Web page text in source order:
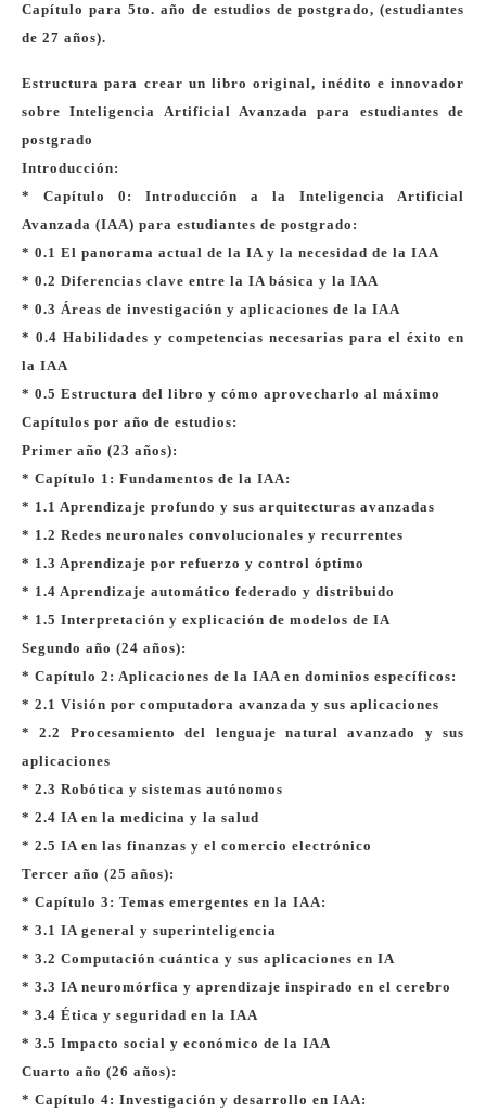
Capítulo para 5to. año de estudios de postgrado, (estudiantes
de 27 años).
Estructura para crear un libro original, inédito e innovador
sobre Inteligencia Artificial Avanzada para estudiantes de
postgrado
Introducción:
* Capítulo 0: Introducción a la Inteligencia Artificial
Avanzada (IAA) para estudiantes de postgrado:
* 0.1 El panorama actual de la IA y la necesidad de la IAA
* 0.2 Diferencias clave entre la IA básica y la IAA
* 0.3 Áreas de investigación y aplicaciones de la IAA
* 0.4 Habilidades y competencias necesarias para el éxito en
la IAA
* 0.5 Estructura del libro y cómo aprovecharlo al máximo
Capítulos por año de estudios:
Primer año (23 años):
* Capítulo 1: Fundamentos de la IAA:
* 1.1 Aprendizaje profundo y sus arquitecturas avanzadas
* 1.2 Redes neuronales convolucionales y recurrentes
* 1.3 Aprendizaje por refuerzo y control óptimo
* 1.4 Aprendizaje automático federado y distribuido
* 1.5 Interpretación y explicación de modelos de IA
Segundo año (24 años):
* Capítulo 2: Aplicaciones de la IAA en dominios específicos:
* 2.1 Visión por computadora avanzada y sus aplicaciones
* 2.2 Procesamiento del lenguaje natural avanzado y sus
aplicaciones
* 2.3 Robótica y sistemas autónomos
* 2.4 IA en la medicina y la salud
* 2.5 IA en las finanzas y el comercio electrónico
Tercer año (25 años):
* Capítulo 3: Temas emergentes en la IAA:
* 3.1 IA general y superinteligencia
* 3.2 Computación cuántica y sus aplicaciones en IA
* 3.3 IA neuromórfica y aprendizaje inspirado en el cerebro
* 3.4 Ética y seguridad en la IAA
* 3.5 Impacto social y económico de la IAA
Cuarto año (26 años):
* Capítulo 4: Investigación y desarrollo en IAA: